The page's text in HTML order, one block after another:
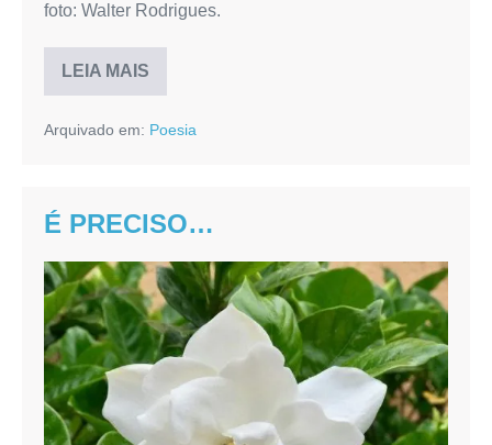
foto: Walter Rodrigues.
LEIA MAIS
Do
alto
terminal
Arquivado em: Poesia
É PRECISO…
É
PRECISO…